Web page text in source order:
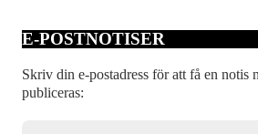
E-POSTNOTISER
Skriv din e-postadress för att få en notis
publiceras: